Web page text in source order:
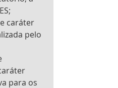
caráter
pelo
para os